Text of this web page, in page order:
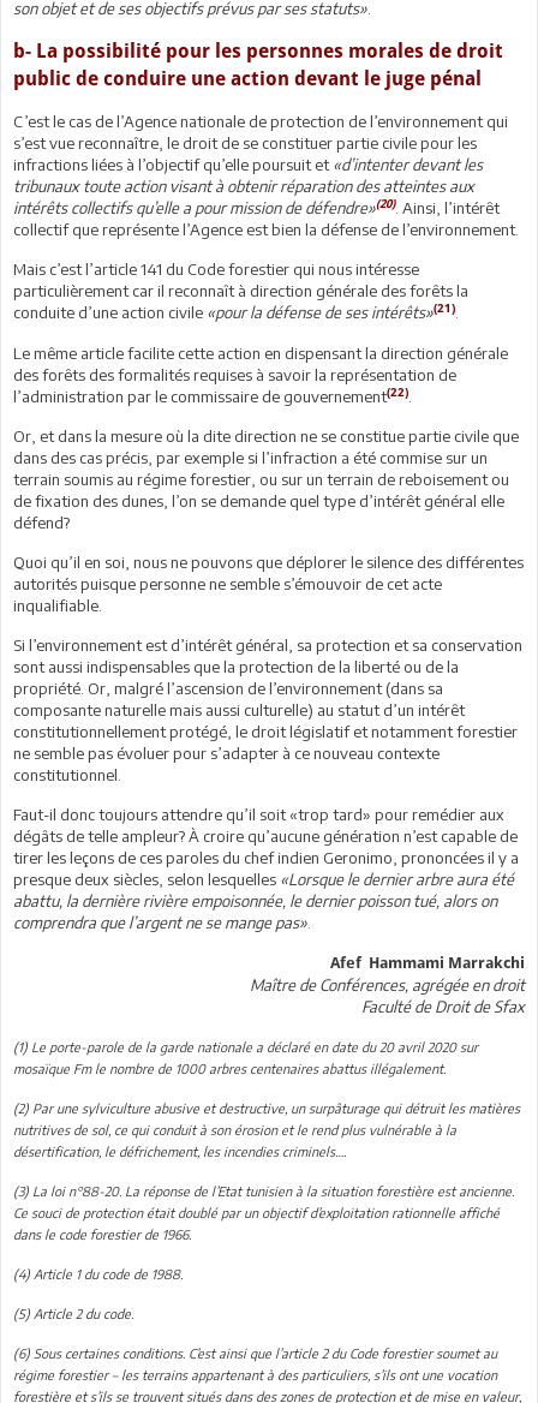
son objet et de ses objectifs prévus par ses statuts»
b- La possibilité pour les personnes morales de droit
public de conduire une action devant le juge pénal
C’est le cas de l’Agence nationale de protection de l’environnement qui
s’est vue reconnaître, le droit de se constituer partie civile pour les
infractions liées à l’objectif qu’elle poursuit et«d’intenter devant les
tribunaux toute action visant à obtenir réparation des atteintes aux
intérêts collectifs qu’elle a pour mission de défendre»(20). Ainsi, l’intérêt
collectif que représente l’Agence est bien la défense de l’environnement.
Mais c’est l’article 141 du Code forestier qui nous intéresse
particulièrement car il reconnaît à direction générale des forêts la
conduite d’une action civile «pour la défense de ses intérêts»(21)
Le même article facilite cette action en dispensant la direction générale
des forêts des formalités requises à savoir la représentation de
l’administration par le commissaire de gouvernement(22)
Or, et dans la mesure où la dite direction ne se constitue partie civile que
dans des cas précis, par exemple si l’infraction a été commise sur un
terrain soumis au régime forestier, ou sur un terrain de reboisement ou
de fixation des dunes, l’on se demande quel type d’intérêt général elle
défend?
Quoi qu’il en soi, nous ne pouvons que déplorer le silence des différentes
autorités puisque personne ne semble s’émouvoir de cet acte
inqualifiable.
Si l’environnement est d’intérêt général, sa protection et sa conservation
sont aussi indispensables que la protection de la liberté ou de la
propriété. Or, malgré l’ascension de l’environnement (dans sa
composante naturelle mais aussi culturelle) au statut d’un intérêt
constitutionnellement protégé, le droit législatif et notamment forestier
ne semble pas évoluer pour s’adapter à ce nouveau contexte
constitutionnel.
Faut-il donc toujours attendre qu’il soit «trop tard» pour remédier aux
dégâts de telle ampleur? À croire qu’aucune génération n’est capable de
tirer les leçons de ces paroles du chef indien Geronimo, prononcées il y a
presque deux siècles, selon lesquelles «Lorsque le dernier arbre aura été
abattu, la dernière rivière empoisonnée, le dernier poisson tué, alors on
comprendra que l’argent ne se mange pas»
Afef Hammami Marrakchi
Maître de Conférences, agrégée en droit
Faculté de Droit de Sfax
(1) Le porte-parole de la garde nationale a déclaré en date du 20 avril 2020 sur
mosaïque Fm le nombre de 1000 arbres centenaires abattus illégalement.
(2) Par une sylviculture abusive et destructive, un surpâturage qui détruit les matières
nutritives de sol, ce qui conduit à son érosion et le rend plus vulnérable à la
désertification, le défrichement, les incendies criminels….
(3) La loi n°88-20. La réponse de l’Etat tunisien à la situation forestière est ancienne.
Ce souci de protection était doublé par un objectif d’exploitation rationnelle affiché
dans le code forestier de 1966.
(4) Article 1 du code de 1988.
(5) Article 2 du code.
(6) Sous certaines conditions. C’est ainsi que l’article 2 du Code forestier soumet au
régime forestier – les terrains appartenant à des particuliers, s’ils ont une vocation
forestière et s’ils se trouvent situés dans des zones de protection et de mise en valeur,